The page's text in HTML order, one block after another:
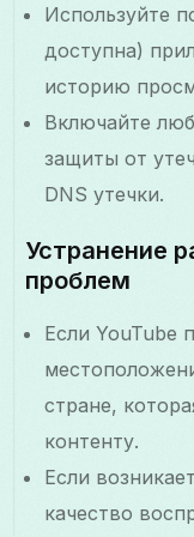
Используйте
доступна)
историю
Включайте
защиты от
DNS утечки.
Устранение
проблем
Если YouTube
стране,
контенту.
Если
качество